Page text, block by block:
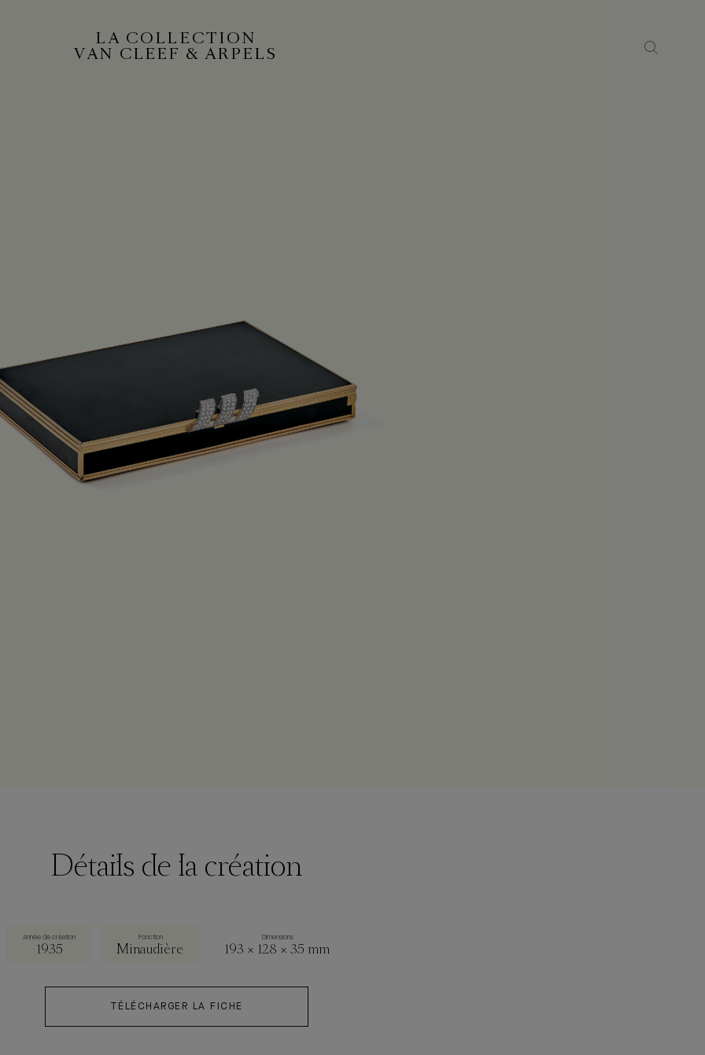
LA COLLECTION
VAN CLEEF & ARPELS
Détails de la création
Année de création
1935
Fonction
Minaudière
Dimensions
193 × 128 × 35 mm
TÉLÉCHARGER LA FICHE